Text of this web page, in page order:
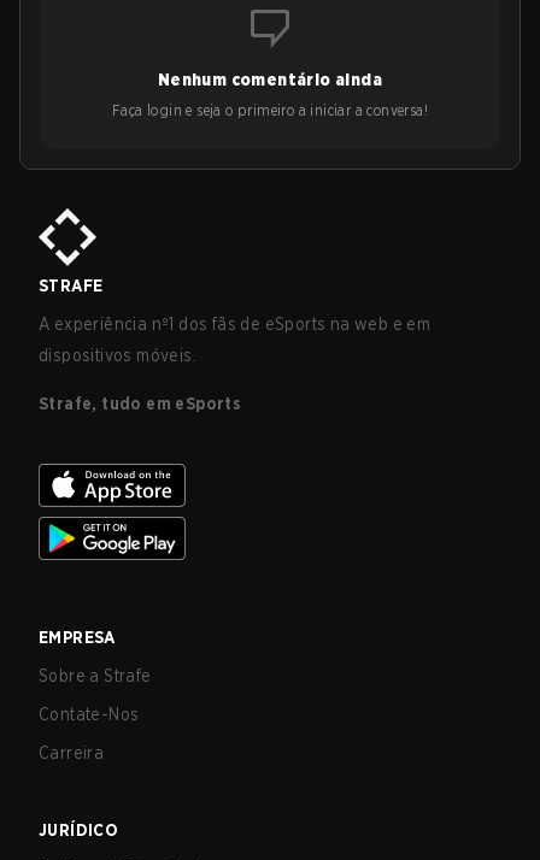
Nenhum comentário ainda
Faça login e seja o primeiro a iniciar a conversa!
STRAFE
A experiência nº1 dos fãs de eSports na web e em
dispositivos móveis.
Strafe, tudo em eSports
EMPRESA
Sobre a Strafe
Contate-Nos
Carreira
JURÍDICO